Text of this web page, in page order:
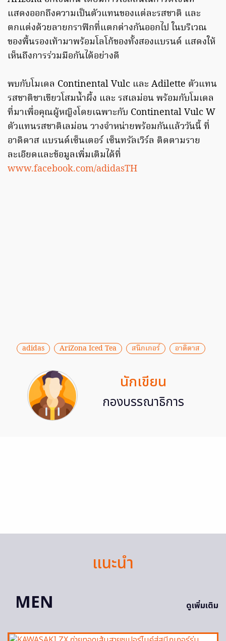
แสดงออกถึงความเป็นตัวแทนของแต่ละรสชาติ และ
ตกแต่งด้วยลายกราฟิกที่แตกต่างกันออกไป ในบริเวณ
ของพื้นรองเท้ามาพร้อมโลโก้ของทั้งสองแบรนด์ แสดงให้
เห็นถึงการร่วมมือกันได้อย่างดี
พบกับโมเดล Continental Vulc และ Adilette ตัวแทน
รสชาติชาเขียวโสมน้ำผึ้ง และ รสเลม่อน พร้อมกับโมเดล
ที่มาเพื่อคุณผู้หญิงโดยเฉพาะกับ Continental Vulc W
ตัวแทนรสชาติเลม่อน วางจำหน่ายพร้อมกันแล้ววันนี้ ที่
อาดิดาส แบรนด์เซ็นเตอร์ เซ็นทรัลเวิร์ล ติดตามราย
ละเอียดและข้อมูลเพิ่มเติมได้ที่
www.facebook.com/adidasTH
adidas AriZona Iced Tea สนีกเกอร์ อาดิดาส
นักเขียน
กองบรรณาธิการ
แนะนำ
MEN
ดูเพิ่มเติม